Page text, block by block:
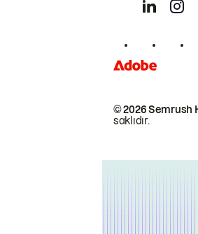
© 2026 Semrush
saklıdır.